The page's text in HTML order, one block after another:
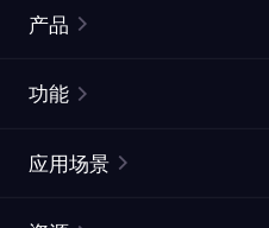
产品
静态住宅代理
功能
应用场景